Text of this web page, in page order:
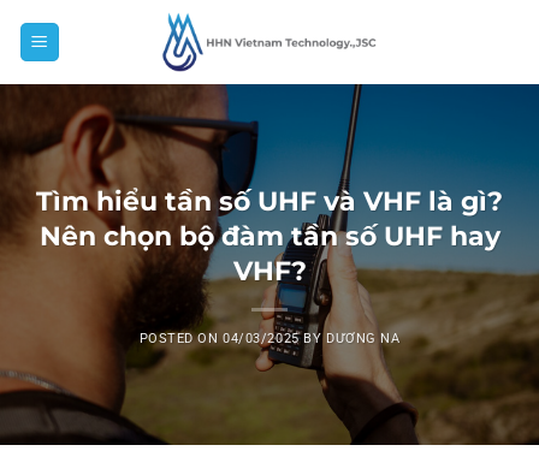
Tìm hiểu tần số UHF và VHF là gì?
Nên chọn bộ đàm tần số UHF hay
VHF?
POSTED ON04/03/2025 BY DƯƠNG NA